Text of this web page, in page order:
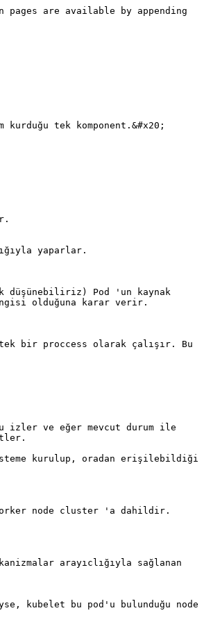
are available by appending
tek komponent.&#x20;
yaparlar.
düşünebiliriz) Pod 'un kaynak
olduğuna karar verir.
bir proccess olarak çalışır. Bu
izler ve eğer mevcut durum ile
kurulup, oradan erişilebildiği
node cluster 'a dahildir.
arayıclığıyla sağlanan
kubelet bu pod'u bulunduğu node